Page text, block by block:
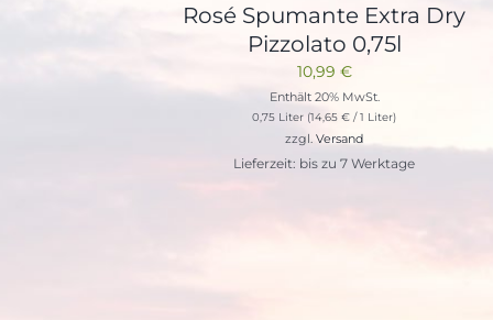
Rosé Spumante Extra Dry
Pizzolato 0,75l
10,99 €
Enthält 20% MwSt.
0,75 Liter (14,65€ / 1 Liter)
zzgl.Versand
Lieferzeit: bis zu 7 Werktage